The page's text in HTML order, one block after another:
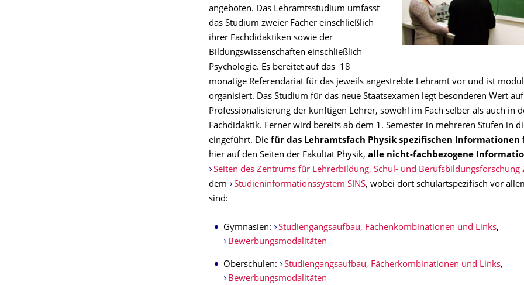
angeboten. Das Lehramtsstudium umfasst
das Studium zweier Fächer einschließlich
ihrer Fachdidaktiken sowie der
Bildungswissenschaften einschließlich
Psychologie. Es bereitet auf das 18
monatige Referendariat für das jeweils angestrebte Lehramt vor und ist
organisiert. Das Studium für das neue Staatsexamen legt besonderen Wert
Professionalisierung der künftigen Lehrer, sowohl im Fach selber als auch in
Fachdidaktik. Ferner wird bereits ab dem 1. Semester in mehreren Stufen in
eingeführt. Die für das Lehramtsfach Physik spezifischen Informationen
hier auf den Seiten der Fakultät Physik, alle nicht-fachbezogene
Seiten des Zentrums für Lehrerbildung, Schul- und Berufsbildungsforschung
dem
Studieninformationssystem SINS, wobei dort schulartspezifisch vor
sind:
Gymnasien: Studiengangsaufbau, Fächenkombinationen und Links,
Bewerbungsmodalitäten
Oberschulen: Studiengangsaufbau, Fächerkombinationen und Links,
Bewerbungsmodalitäten